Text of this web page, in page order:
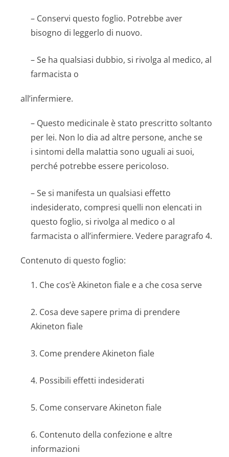
– Conservi questo foglio. Potrebbe aver
bisogno di leggerlo di nuovo.
– Se ha qualsiasi dubbio, si rivolga al medico, al
farmacista o
all’infermiere.
– Questo medicinale è stato prescritto soltanto
per lei. Non lo dia ad altre persone, anche se
i sintomi della malattia sono uguali ai suoi,
perché potrebbe essere pericoloso.
– Se si manifesta un qualsiasi effetto
indesiderato, compresi quelli non elencati in
questo foglio, si rivolga al medico o al
farmacista o all’infermiere. Vedere paragrafo 4.
Contenuto di questo foglio:
1. Che cos’è Akineton fiale e a che cosa serve
2. Cosa deve sapere prima di prendere
Akineton fiale
3. Come prendere Akineton fiale
4. Possibili effetti indesiderati
5. Come conservare Akineton fiale
6. Contenuto della confezione e altre
informazioni